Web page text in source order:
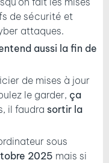
de sécurité et
attaques.
aussi la fin de
de mises à jour
le garder, ça
il faudra sortir la
sous
2025 mais si